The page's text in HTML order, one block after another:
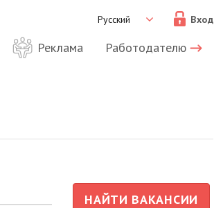
Вход
Русский
Реклама Работодателю
НАЙТИ ВАКАНСИИ